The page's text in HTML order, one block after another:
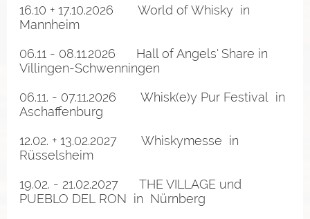
16.10 + 17.10.2026 World of Whisky in
Mannheim
06.11 - 08.11.2026 Hall of Angels' Share in
Villingen-Schwenningen
06.11. - 07.11.2026 Whisk(e)y Pur Festival in
Aschaffenburg
12.02. + 13.02.2027 Whiskymesse in
Rüsselsheim
19.02. - 21.02.2027 THE VILLAGE und
PUEBLO DEL RON in Nürnberg